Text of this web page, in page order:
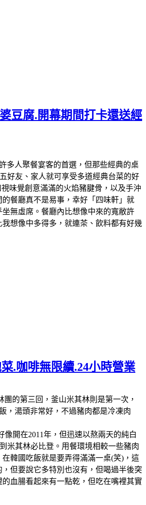
豆腐.開幕期間打卡還送經
多人聚餐宴客的首選，但那些經典的桌
好友、家人就可享受多道經典台菜的好
味覺創意滿滿的火焰豬腱骨，以及手沖
餐廳真不是易事，幸好「四味軒」就
無虛席。餐廳內比想像中來的寬敝許
想像中多得多，就連茶、飲料都有好幾
.咖啡無限續.24小時營業
團的第三回，釜山米其林則是第一次，
，湯頭非常好，不過豬肉都是冷凍肉
開在2011年，但迅速以熬兩天的純白
米其林必比登。用餐環境相較一些豬肉
韓國吃飯就是要弄得滿滿一桌(笑)，這
但要說它多特別也沒有，但喝過半後突
血腸看起來有一點乾，但吃在嘴裡其實